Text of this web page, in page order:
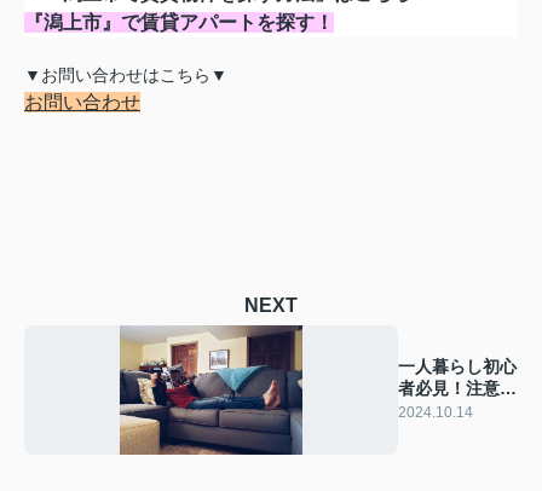
『潟上市』で賃貸アパートを探す！
▼お問い合わせはこちら▼
お問い合わせ
NEXT
一人暮らし初心
者必見！注意点
と成功の秘訣と
2024.10.14